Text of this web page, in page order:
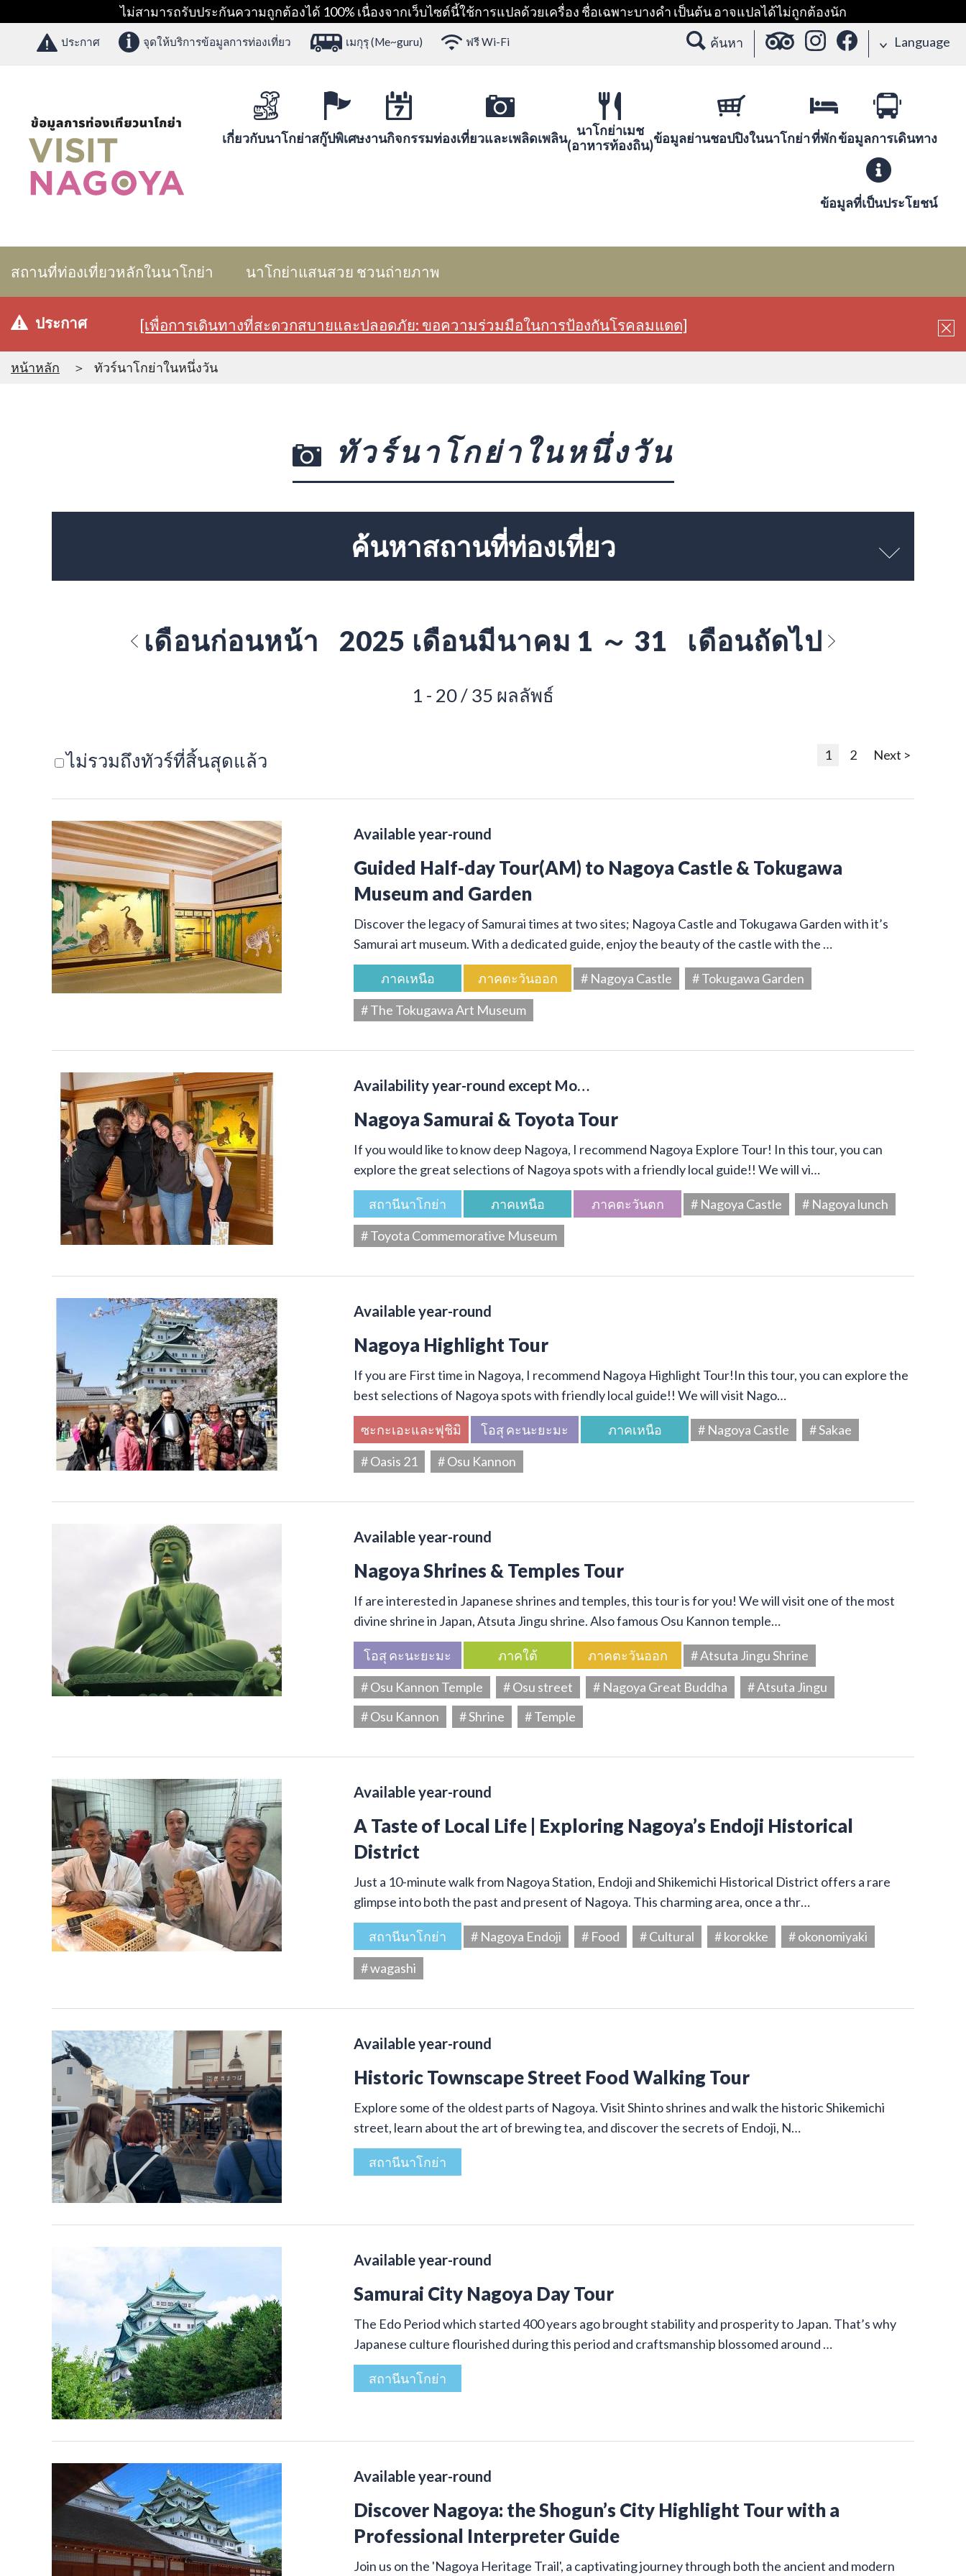
ไม่สามารถรับประกันความถูกต้องได้ 100% เนื่องจากเว็บไซต์นี้ใช้การแปลด้วยเครื่อง ชื่อเฉพาะบางคำ เป็นต้น อาจแปลได้ไม่ถูกต้องนัก
ประกาศ จุดให้บริการข้อมูลการท่องเที่ยว เมกุรุ (Me~guru) ฟรี Wi-Fi ค้นหา Language
เกี่ยวกับนาโกย่าสกู๊ปพิเศษงานกิจกรรมท่องเที่ยวและเพลิดเพลิน
นาโกย่าเมช
(อาหารท้องถิน)ข้อมูลย่านชอปปิงในนาโกย่าที่พักข้อมูลการเดินทาง
ข้อมูลที่เป็นประโยชน์
สถานที่ท่องเที่ยวหลักในนาโกย่า นาโกย่าแสนสวย ชวนถ่ายภาพ
ประกาศ [เพื่อการเดินทางที่สะดวกสบายและปลอดภัย: ขอความร่วมมือในการป้องกันโรคลมแดด]
หน้าหลัก ทัวร์นาโกย่าในหนึ่งวัน
ทัวร์นาโกย่าในหนึ่งวัน
ค้นหาสถานที่ท่องเที่ยว
เดือนก่อนหน้า 2025 เดือนมีนาคม 1 ～ 31 เดือนถัดไป
1 - 20 / 35 ผลลัพธ์
ไม่รวมถึงทัวร์ที่สิ้นสุดแล้ว 1 2 Next >
Available year-round
Guided Half-day Tour(AM) to Nagoya Castle & Tokugawa
Museum and Garden
Discover the legacy of Samurai times at two sites; Nagoya Castle and Tokugawa Garden with it’s
Samurai art museum. With a dedicated guide, enjoy the beauty of the castle with the …
ภาคเหนือ ภาคตะวันออก # Nagoya Castle
# Tokugawa Garden
# The Tokugawa Art Museum
Availability year-round except Mo…
Nagoya Samurai & Toyota Tour
If you would like to know deep Nagoya, I recommend Nagoya Explore Tour! In this tour, you can
explore the great selections of Nagoya spots with a friendly local guide!! We will vi…
สถานีนาโกย่า ภาคเหนือ ภาคตะวันตก # Nagoya Castle
# Nagoya lunch
# Toyota Commemorative Museum
Available year-round
Nagoya Highlight Tour
If you are First time in Nagoya, I recommend Nagoya Highlight Tour!In this tour, you can explore the
best selections of Nagoya spots with friendly local guide!! We will visit Nago…
ซะกะเอะและฟุชิมิ โอสุ คะนะยะมะ ภาคเหนือ # Nagoya Castle
# Sakae
# Oasis 21
# Osu Kannon
Available year-round
Nagoya Shrines & Temples Tour
If are interested in Japanese shrines and temples, this tour is for you! We will visit one of the most
divine shrine in Japan, Atsuta Jingu shrine. Also famous Osu Kannon temple…
โอสุ คะนะยะมะ ภาคใต้ ภาคตะวันออก
# Atsuta Jingu Shrine
# Osu Kannon Temple
# Osu street # Nagoya Great Buddha
# Atsuta Jingu
# Osu Kannon
# Shrine # Temple
Available year-round
A Taste of Local Life | Exploring Nagoya’s Endoji Historical
District
Just a 10-minute walk from Nagoya Station, Endoji and Shikemichi Historical District offers a rare
glimpse into both the past and present of Nagoya. This charming area, once a thr…
สถานีนาโกย่า # Nagoya Endoji # Food # Cultural # korokke
# okonomiyaki
# wagashi
Available year-round
Historic Townscape Street Food Walking Tour
Explore some of the oldest parts of Nagoya. Visit Shinto shrines and walk the historic Shikemichi
street, learn about the art of brewing tea, and discover the secrets of Endoji, N…
สถานีนาโกย่า
Available year-round
Samurai City Nagoya Day Tour
The Edo Period which started 400 years ago brought stability and prosperity to Japan. That’s why
Japanese culture flourished during this period and craftsmanship blossomed around …
สถานีนาโกย่า
Available year-round
Discover Nagoya: the Shogun’s City Highlight Tour with a
Professional Interpreter Guide
Join us on the 'Nagoya Heritage Trail', a captivating journey through both the ancient and modern